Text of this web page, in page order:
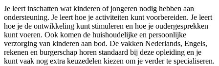
Je leert inschatten wat kinderen of jongeren nodig hebben aan
ondersteuning. Je leert hoe je activiteiten kunt voorbereiden. Je leert
hoe je de ontwikkeling kunt stimuleren en hoe je oudergesprekken
kunt voeren. Ook komen de huishoudelijke en persoonlijke
verzorging van kinderen aan bod. De vakken Nederlands, Engels,
rekenen en burgerschap horen standaard bij deze opleiding en je
kunt vaak nog extra keuzedelen kiezen om je verder te specialiseren.